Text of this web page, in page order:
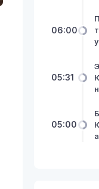
06:00
05:31
05:00